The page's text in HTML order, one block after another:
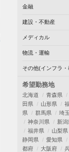
金融
建設・不動産
メディカル
物流・運輸
その他(インフラ
希望勤務地
北海道 青森県
田県
山形県
県
群馬県 埼
神奈川県
新潟
福井県
山梨県
静岡県
愛知県
都府
大阪府